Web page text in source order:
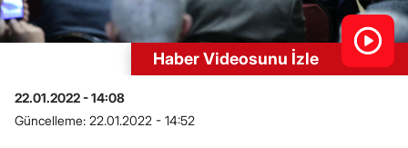
Haber Videosunu İzle
22.01.2022 - 14:08
Güncelleme: 22.01.2022 - 14:52